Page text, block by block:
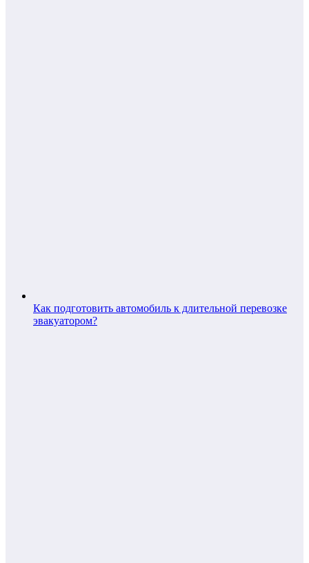
Как подготовить автомобиль к длительной перевозке
эвакуатором?